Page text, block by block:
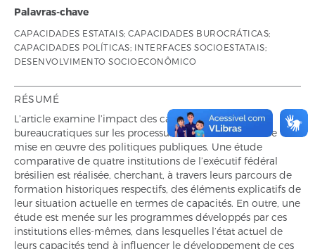
Palavras-chave
CAPACIDADES ESTATAIS; CAPACIDADES BUROCRÁTICAS;
CAPACIDADES POLÍTICAS; INTERFACES SOCIOESTATAIS;
DESENVOLVIMENTO SOCIOECONÔMICO
RÉSUMÉ
L’article examine l’impact des capacités politiques et
bureaucratiques sur les processus de formulation et de
mise en œuvre des politiques publiques. Une étude
comparative de quatre institutions de l’exécutif fédéral
brésilien est réalisée, cherchant, à travers leurs parcours de
formation historiques respectifs, des éléments explicatifs de
leur situation actuelle en termes de capacités. En outre, une
étude est menée sur les programmes développés par ces
institutions elles-mêmes, dans lesquelles l’état actuel de
leurs capacités tend à influencer le développement de ces